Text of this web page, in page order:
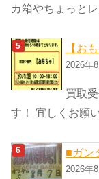
カ箱やちょっと
【お
2026年
買取
す！ 宜しくお願
■ガン
2026年